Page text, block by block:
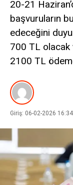
20-21
başvuruların
edeceğini
700 TL olacak
2100 TL
Giriş: 06-02-2026 16:34